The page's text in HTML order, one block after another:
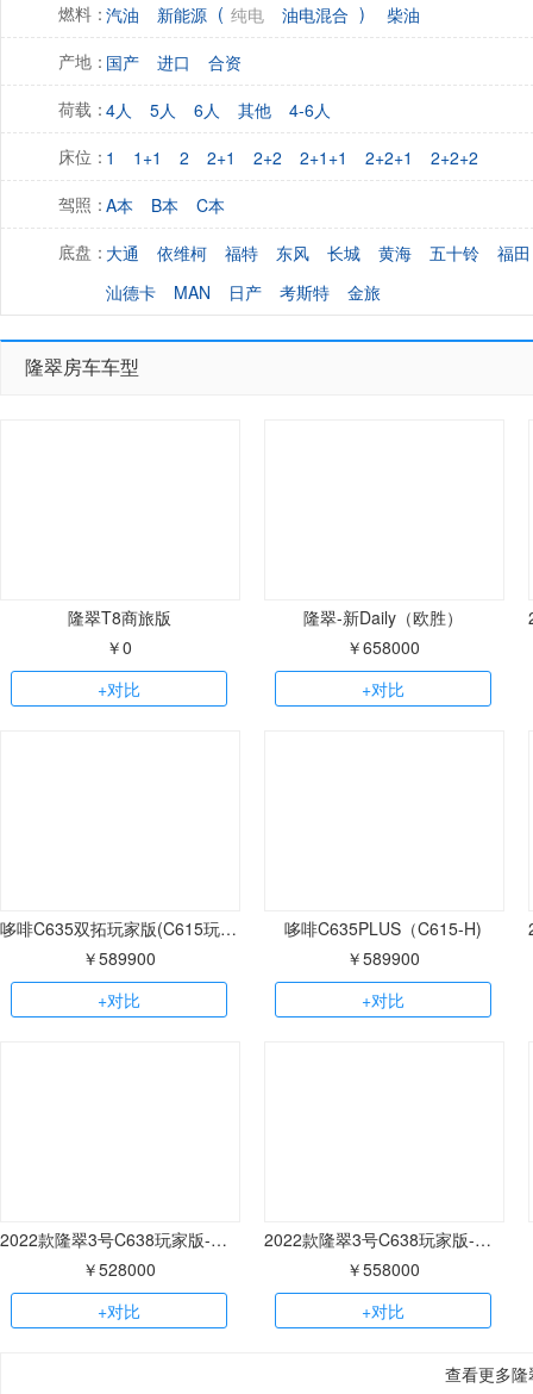
燃料：汽油 新能源 ( 纯电 油电混合 ) 柴油
产地：国产 进口 合资
荷载：4人 5人 6人 其他 4-6人
床位：1 1+1 2 2+1 2+2 2+1+1 2+2+1 2+2+2
驾照：A本 B本 C本
底盘：大通 依维柯 福特 东风 长城 黄海 五十铃
福田
汕德卡
MAN 日产 考斯特 金旅
隆翠房车车型
隆翠T8商旅版
￥0
+对比
隆翠-新Daily（欧胜）
￥658000
+对比
哆啡C635双拓玩家版(C615玩家版-S)
￥589900
+对比
哆啡C635PLUS（C615-H)
￥589900
+对比
2022款隆翠3号C638玩家版-W无拓中后门
￥528000
+对比
2022款隆翠3号C638玩家版-D单拓
￥558000
+对比
查看更多